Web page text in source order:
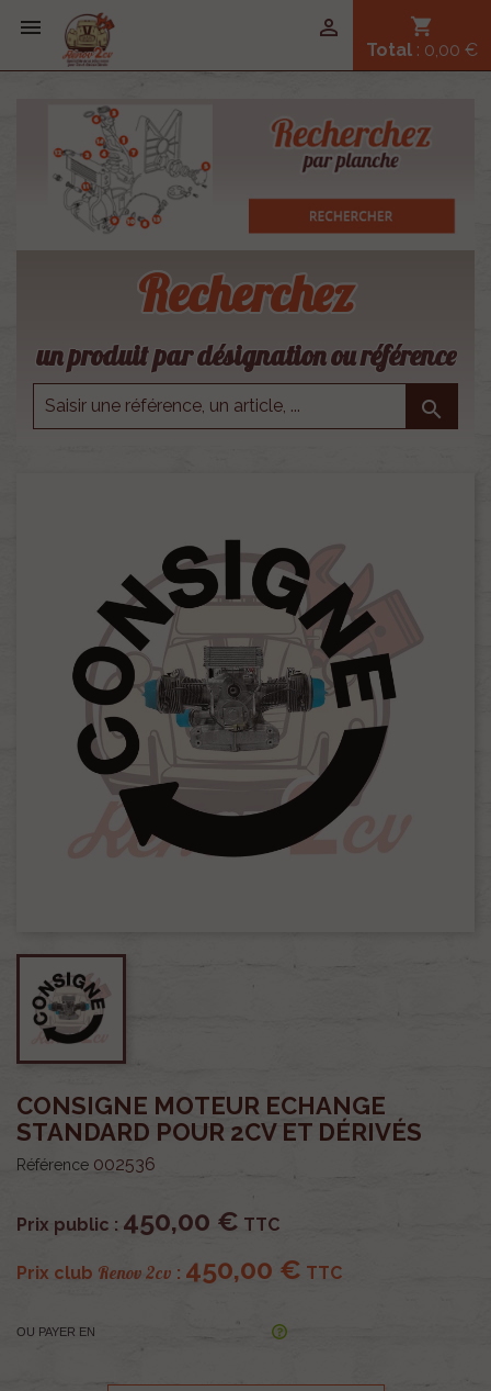
 shopping_cart
Total : 0,00 €

Recherchez
un produit par désignation ou référence

CONSIGNE MOTEUR ECHANGE
STANDARD POUR 2CV ET DÉRIVÉS
Référence 002536
Prix public : 450,00 € TTC
Prix club Renov 2cv : 450,00 € TTC
OU PAYER EN